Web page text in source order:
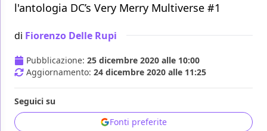
l'antologia DC’s Very Merry Multiverse #1
di Fiorenzo Delle Rupi
Pubblicazione: 25 dicembre 2020 alle 10:00
Aggiornamento: 24 dicembre 2020 alle 11:25
Seguici su
Fonti preferite